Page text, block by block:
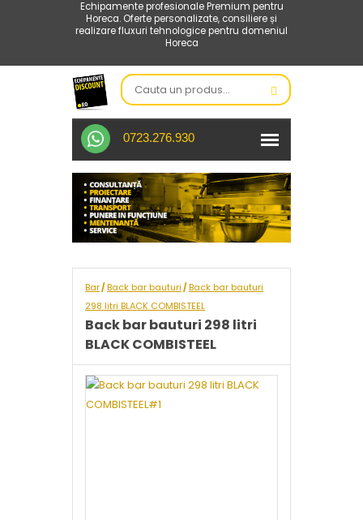
Echipamente profesionale Premium pentru
Horeca. Oferte personalizate, consiliere și
realizare fluxuri tehnologice pentru domeniul
Horeca
0723.276.930
Bar/Back bar bauturi /Back bar bauturi
298 litri BLACK COMBISTEEL
Back bar bauturi 298 litri
BLACK COMBISTEEL